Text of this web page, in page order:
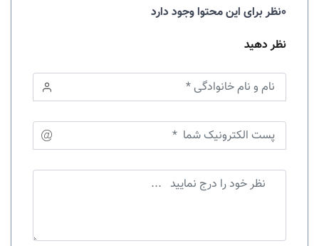
0نظر برای این محتوا وجود دارد
نظر دهید